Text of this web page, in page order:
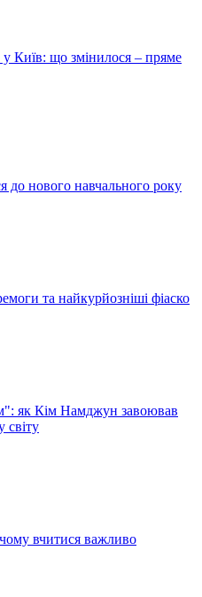
Київ: що змінилося – пряме
до нового навчального року
та найкурйозніші фіаско
як Кім Намджун завоював
світу
вчитися важливо